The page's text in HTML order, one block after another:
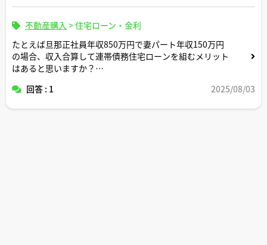
不動産購入 >住宅ローン・金利
たとえば旦那正社員年収850万円で妻パート年収150万円
の場合、収入合算して連帯債務住宅ローンを組むメリット
はあると思いますか？
連帯債務だと夫婦ともに住宅ローン控除が受けられるとの
回答 : 1 2025/08/03